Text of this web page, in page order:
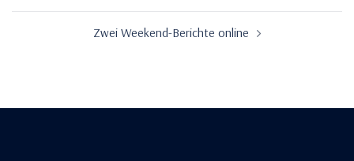
Zwei Weekend-Berichte online